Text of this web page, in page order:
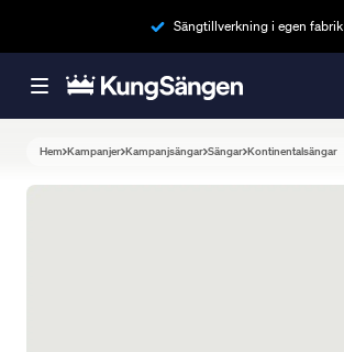
Sängtillverkning i egen fabrik
Hem Kampanjer Kampanjsängar Sängar Kontinentalsängar